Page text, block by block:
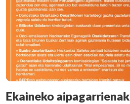
Ekaineko aipagarrienak